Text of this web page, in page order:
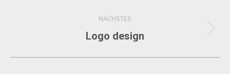
NÄCHSTES
Next
Logo design